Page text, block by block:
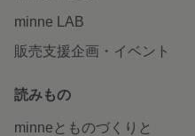
minne LAB
販売支援企画・イベント
読みもの
minneとものづくりと